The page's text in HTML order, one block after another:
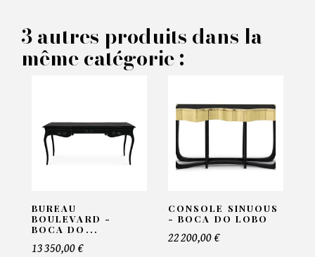
Boca do lobo
Email*
Telephone*
3 autres produits dans la
même catégorie :
BUREAU
BOULEVARD -
BOCA DO...
13 350,00 €
CONSOLE SINUOUS
- BOCA DO LOBO
22 200,00 €